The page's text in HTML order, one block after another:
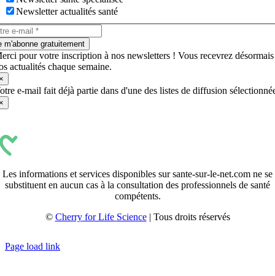
Newsletter actualités santé
m'abonne gratuitement
pour votre inscription à nos newsletters ! Vous recevrez désormais
actualités chaque semaine.
e-mail fait déjà partie dans d'une des listes de diffusion
Les informations et services disponibles sur sante-sur-le-net.com ne se
substituent en aucun cas à la consultation des professionnels de santé
compétents.
© Cherry for Life Science| Tous droits réservés
Page load link